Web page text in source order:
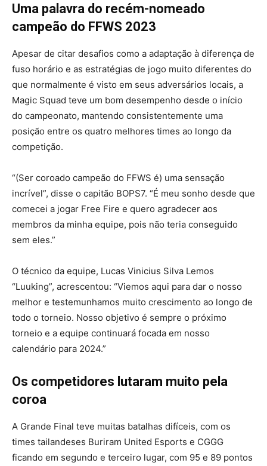
Uma palavra do recém-nomeado
campeão do FFWS 2023
Apesar de citar desafios como a adaptação à diferença de
fuso horário e as estratégias de jogo muito diferentes do
que normalmente é visto em seus adversários locais, a
Magic Squad teve um bom desempenho desde o início
do campeonato, mantendo consistentemente uma
posição entre os quatro melhores times ao longo da
competição.
“(Ser coroado campeão do FFWS é) uma sensação
incrível”, disse o capitão BOPS7. “É meu sonho desde que
comecei a jogar Free Fire e quero agradecer aos
membros da minha equipe, pois não teria conseguido
sem eles.”
O técnico da equipe, Lucas Vinicius Silva Lemos
“Luuking”, acrescentou: “Viemos aqui para dar o nosso
melhor e testemunhamos muito crescimento ao longo de
todo o torneio. Nosso objetivo é sempre o próximo
torneio e a equipe continuará focada em nosso
calendário para 2024.”
Os competidores lutaram muito pela
coroa
A Grande Final teve muitas batalhas difíceis, com os
times tailandeses Buriram United Esports e CGGG
ficando em segundo e terceiro lugar, com 95 e 89 pontos